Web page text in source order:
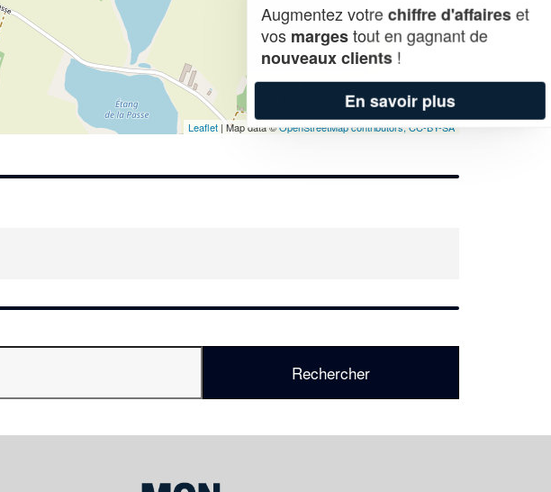
Leaflet | Map data ©OpenStreetMap contributors,CC-BY-SA
Augmentez votrechiffre d'affaireset
vos margestout en gagnant de
nouveaux clients!
En savoir plus